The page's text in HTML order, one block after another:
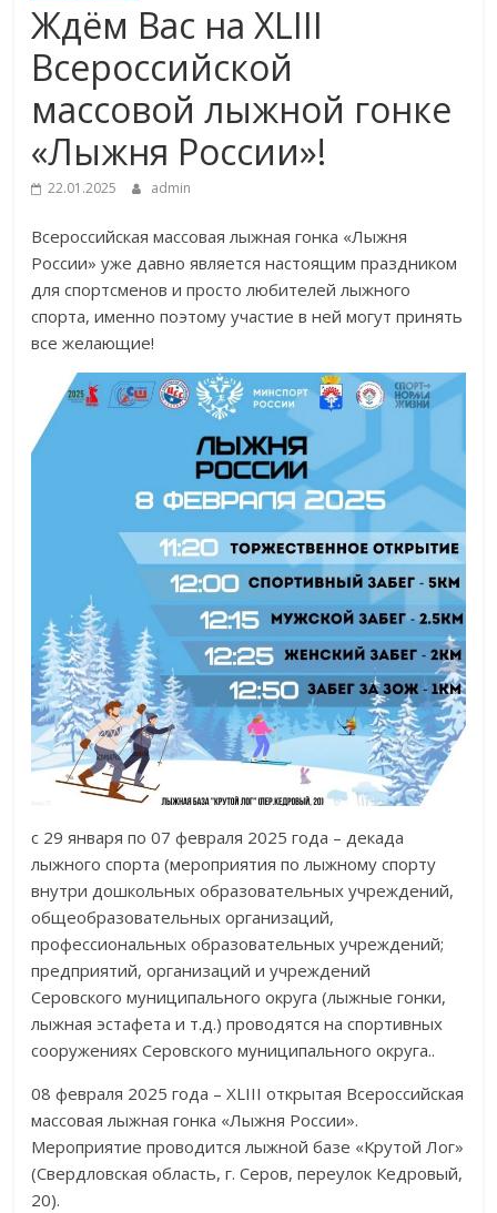
Ждём Вас на XLIII
Всероссийской
массовой лыжной гонке
«Лыжня России»!
22.01.2025 admin
Всероссийская массовая лыжная гонка «Лыжня
России» уже давно является настоящим праздником
для спортсменов и просто любителей лыжного
спорта, именно поэтому участие в ней могут принять
все желающие!
с 29 января по 07 февраля 2025 года – декада
лыжного спорта (мероприятия по лыжному спорту
внутри дошкольных образовательных учреждений,
общеобразовательных организаций,
профессиональных образовательных учреждений;
предприятий, организаций и учреждений
Серовского муниципального округа (лыжные гонки,
лыжная эстафета и т.д.) проводятся на спортивных
сооружениях Серовского муниципального округа..
08 февраля 2025 года – XLIII открытая Всероссийская
массовая лыжная гонка «Лыжня России».
Мероприятие проводится лыжной базе «Крутой Лог»
(Свердловская область, г. Серов, переулок Кедровый,
20).